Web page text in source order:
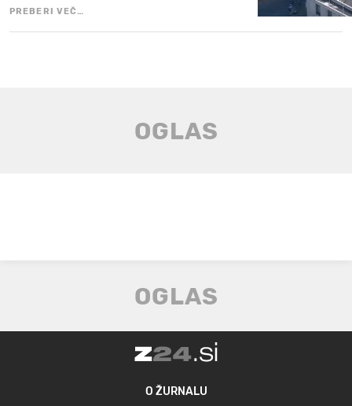
PREBERI VEČ…
O ŽURNALU